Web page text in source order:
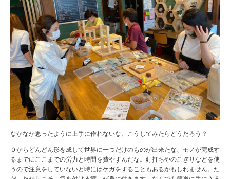
なかなか思ったように上手に作れないな、こうしてみたらどうだろう？
０からどんどん形を成して世界に一つだけのものが出来たな、モノが完成す
るまでにここまでの労力と時間を費やすんだな。釘打ちやのこぎりなどを使
うので注意をしていないと時にはケガをすることもあるかもしれません。た